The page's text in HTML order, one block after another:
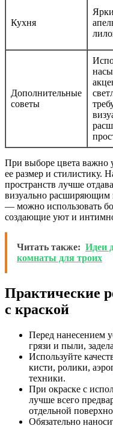
Кухня
Дополнительные
советы
При выборе цвета важно
ее размер и стилистику.
пространств лучше
визуально расширяющим
— можно использовать
создающие уют и
Читать также: Идеи
комнаты для троих
Практические
с краской
Перед нанесением
грязи и пыли,
Используйте
кисти, ролики,
техники.
При окраске с
лучше всего
отдельной
Обязательно